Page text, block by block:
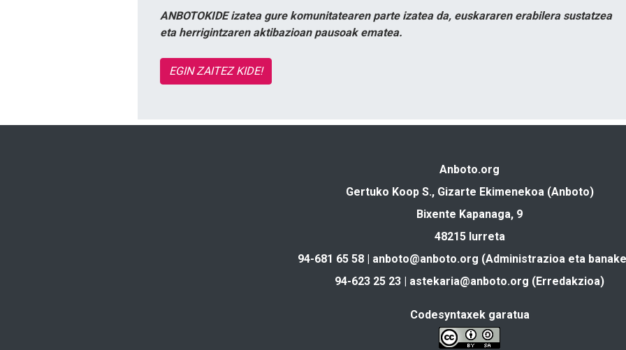
ANBOTOKIDE izatea gure komunitatearen parte izatea da, euskararen erabilera sustatzea
eta herrigintzaren aktibazioan pausoak ematea.
EGIN ZAITEZ KIDE!
Anboto.org
Gertuko Koop S., Gizarte Ekimenekoa (Anboto)
Bixente Kapanaga, 9
48215 Iurreta
94-681 65 58 | anboto@anboto.org (Administrazioa eta
94-623 25 23 | astekaria@anboto.org (Erredakzioa)
Codesyntaxek garatua